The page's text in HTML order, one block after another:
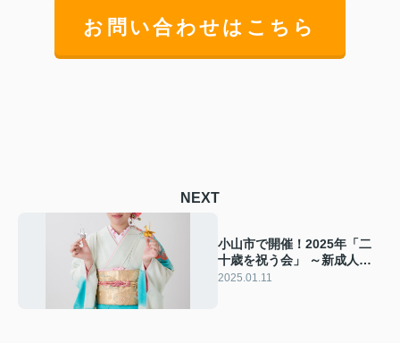
お問い合わせはこちら
NEXT
小山市で開催！2025年「二
十歳を祝う会」 ～新成人の
門出を祝う地域の伝統行事～
2025.01.11